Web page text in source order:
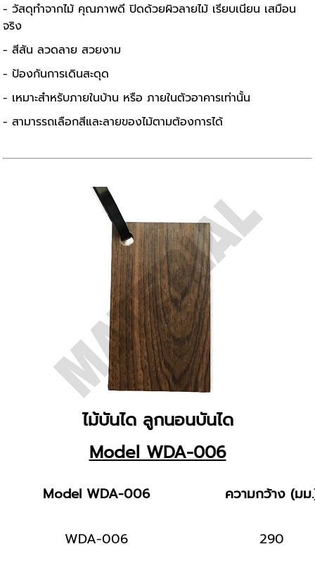
- วัสดุทำจากไม้ คุณภาพดี ปิดด้วยผิวลายไม้ เรียบเนียน เสมือน
จริง
- สีสัน ลวดลาย สวยงาม
- ป้องกันการเดินสะดุด
- เหมาะสำหรับภายในบ้าน หรือ ภายในตัวอาคารเท่านั้น
- สามารรถเลือกสีและลายของไม้ตามต้องการได้
ไม้บันได ลูกนอนบันได
Model WDA-006
Model WDA-006 ความกว้าง (มม
WDA-006 290